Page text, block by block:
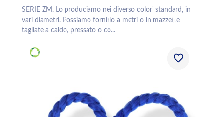
SERIE ZM. Lo produciamo nei diverso colori standard, in
vari diametri. Possiamo fornirlo a metri o in mazzette
tagliate a caldo, pressato o co...